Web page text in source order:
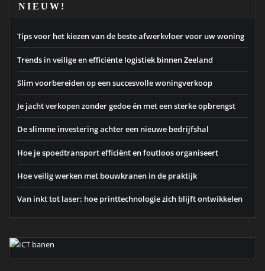
NIEUW!
Tips voor het kiezen van de beste afwerkvloer voor uw woning
Trends in veilige en efficiënte logistiek binnen Zeeland
Slim voorbereiden op een succesvolle woningverkoop
Je jacht verkopen zonder gedoe én met een sterke opbrengst
De slimme investering achter een nieuwe bedrijfshal
Hoe je spoedtransport efficiënt en foutloos organiseert
Hoe veilig werken met bouwkranen in de praktijk
Van inkt tot laser: hoe printtechnologie zich blijft ontwikkelen